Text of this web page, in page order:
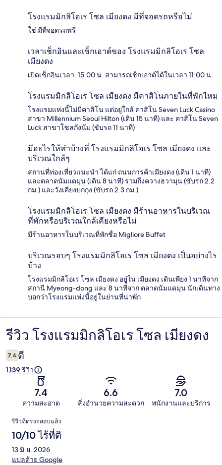
โรงแรมมิกลิโอเร โซล เมียงดง มีที่จอดรถหรือไม่
ใช่ มีที่จอดรถฟรี
เวลาเช็กอินและเช็กเอาต์ของ โรงแรมมิกลิโอเร โซล
เมียงดง
เปิดเช็กอินเวลา: 15:00 น. สามารถเช็กเอาต์ได้ในเวลา 11:00 น.
โรงแรมมิกลิโอเร โซล เมียงดง มีคาสิโนภายในที่พักไหม
โรงแรมแห่งนี้ไม่มีคาสิโน แต่อยู่ใกล้ คาสิโน Seven Luck Casino
สาขา Millennium Seoul Hilton (เดิน 15 นาที) และ คาสิโน Seven
Luck สาขาโซลกังนัม (ขับรถ 11 นาที)
มีอะไรให้ทำบ้างที่ โรงแรมมิกลิโอเร โซล เมียงดง และ
บริเวณใกล้ๆ
สถานที่ท่องเที่ยวแนะนำ ได้แก่ ถนนการค้าเมียงดง (เดิน 1 นาที)
และตลาดนัมแดมุน (เดิน 8 นาที) รวมถึงควางฮวามุน (ขับรถ 2.2
กม.) และวังเคียงบกกุง (ขับรถ 2.3 กม.)
โรงแรมมิกลิโอเร โซล เมียงดง มีร้านอาหารในบริเวณ
ที่พักหรือบริเวณใกล้เคียงหรือไม่
มีร้านอาหารในบริเวณที่พักชื่อ Migliore Buffet
บริเวณรอบๆ โรงแรมมิกลิโอเร โซล เมียงดง เป็นอย่างไร
บ้าง
โรงแรมมิกลิโอเร โซล เมียงดง อยู่ใน เมียงดง เดินเพียง 1 นาทีจาก
สถานี Myeong-dong และ 8 นาทีจาก ตลาดนัมแดมุน นักเดินทาง
บอกว่าโรงแรมแห่งนี้อยู่ในย่านที่น่าพัก
รีวิว
รีวิว โรงแรมมิกลิโอเร โซล เมียงดง
7.4 ดี
1,139 รีวิว
7.4
ความสะอาด
6.6
สิ่งอำนวยความสะดวก
7.0
พนักงานและบริการ
รีวิว
รีวิวที่ตรวจสอบแล้ว
10/10 ไร้ที่ติ
13 มิ.ย. 2026
แปลด้วย Google